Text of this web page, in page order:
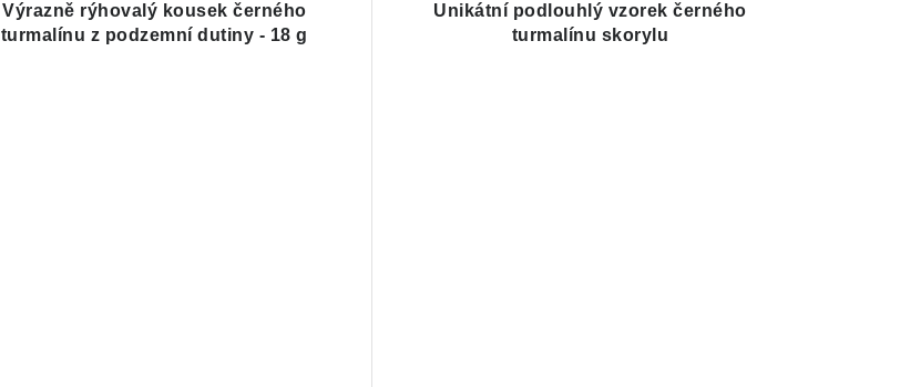
Výrazně rýhovalý kousek černého
turmalínu z podzemní dutiny - 18 g
Unikátní podlouhlý vzorek černého
turmalínu skorylu